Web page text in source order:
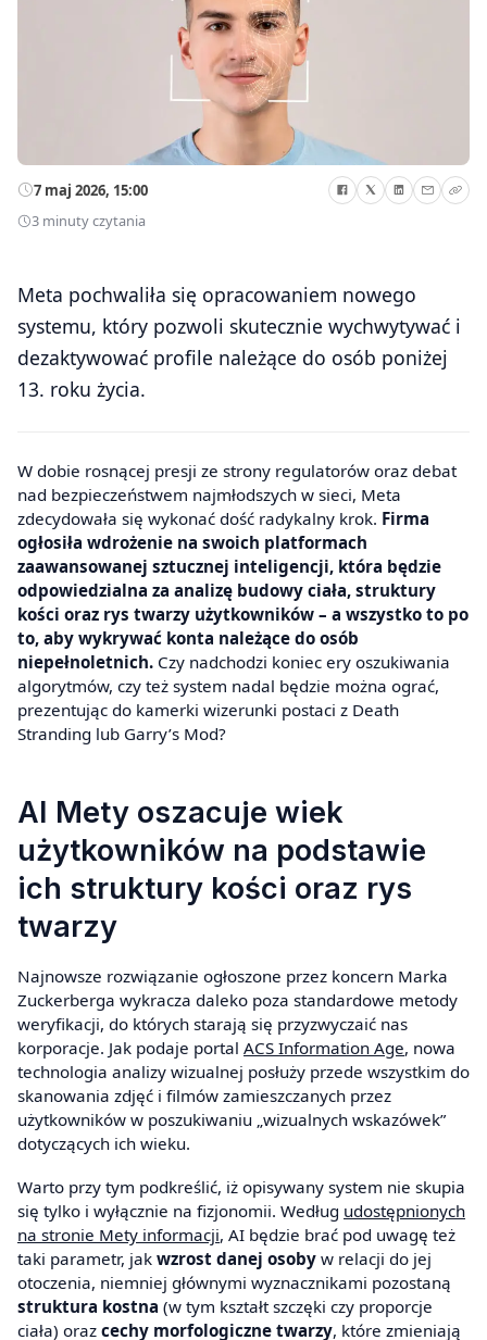
7 maj 2026, 15:00
3 minuty czytania
Meta pochwaliła się opracowaniem nowego
systemu, który pozwoli skutecznie wychwytywać i
dezaktywować profile należące do osób poniżej
13. roku życia.
W dobie rosnącej presji ze strony regulatorów oraz debat
nad bezpieczeństwem najmłodszych w sieci, Meta
zdecydowała się wykonać dość radykalny krok. Firma
ogłosiła wdrożenie na swoich platformach
zaawansowanej sztucznej inteligencji, która będzie
odpowiedzialna za analizę budowy ciała, struktury
kości oraz rys twarzy użytkowników – a wszystko to po
to, aby wykrywać konta należące do osób
niepełnoletnich. Czy nadchodzi koniec ery oszukiwania
algorytmów, czy też system nadal będzie można ograć,
prezentując do kamerki wizerunki postaci z Death
Stranding lub Garry’s Mod?
AI Mety oszacuje wiek
użytkowników na podstawie
ich struktury kości oraz rys
twarzy
Najnowsze rozwiązanie ogłoszone przez koncern Marka
Zuckerberga wykracza daleko poza standardowe metody
weryfikacji, do których starają się przyzwyczaić nas
korporacje. Jak podaje portal ACS Information Age, nowa
technologia analizy wizualnej posłuży przede wszystkim do
skanowania zdjęć i filmów zamieszczanych przez
użytkowników w poszukiwaniu „wizualnych wskazówek”
dotyczących ich wieku.
Warto przy tym podkreślić, iż opisywany system nie skupia
się tylko i wyłącznie na fizjonomii. Według udostępnionych
na stronie Mety informacji, AI będzie brać pod uwagę też
taki parametr, jak wzrost danej osoby w relacji do jej
otoczenia, niemniej głównymi wyznacznikami pozostaną
struktura kostna (w tym kształt szczęki czy proporcje
ciała) oraz cechy morfologiczne twarzy, które zmieniają